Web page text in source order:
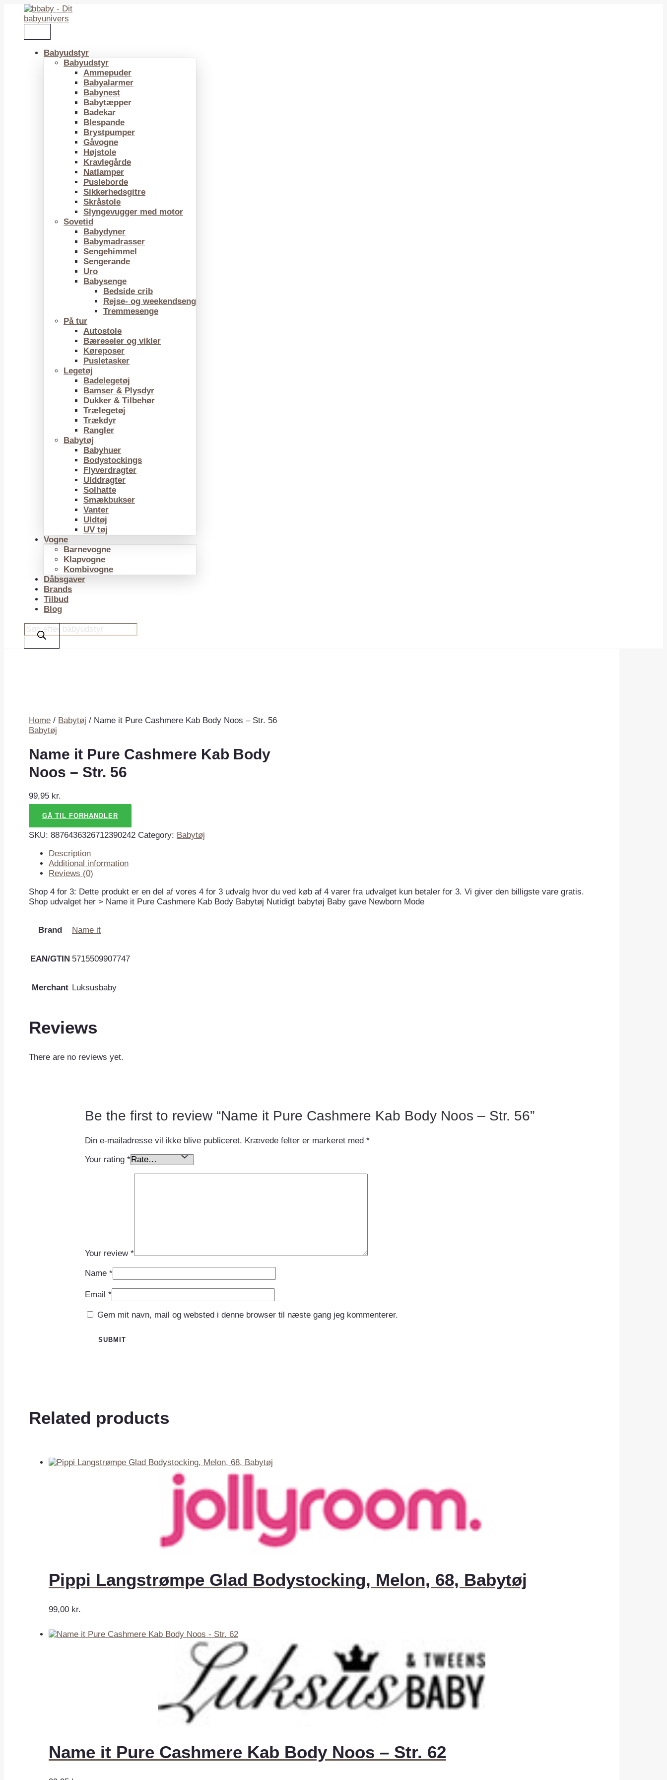
Babyudstyr
Babyudstyr
Ammepuder
Babyalarmer
Babynest
Babytæpper
Badekar
Blespande
Brystpumper
Gåvogne
Højstole
Kravlegårde
Natlamper
Pusleborde
Sikkerhedsgitre
Skråstole
Slyngevugger med motor
Sovetid
Babydyner
Babymadrasser
Sengehimmel
Sengerande
Uro
Babysenge
Bedside crib
Rejse- og weekendseng
Tremmesenge
På tur
Autostole
Bæreseler og vikler
Køreposer
Pusletasker
Legetøj
Badelegetøj
Bamser & Plysdyr
Dukker & Tilbehør
Trælegetøj
Trækdyr
Rangler
Babytøj
Babyhuer
Bodystockings
Flyverdragter
Ulddragter
Solhatte
Smækbukser
Vanter
Uldtøj
UV tøj
Vogne
Barnevogne
Klapvogne
Kombivogne
Dåbsgaver
Brands
Tilbud
Blog
Products
search
Home / Babytøj / Name it Pure Cashmere Kab Body Noos – Str. 56
Babytøj
Name it Pure Cashmere Kab Body
Noos – Str. 56
99,95 kr.
GÅ TIL FORHANDLER
SKU: 8876436326712390242 Category: Babytøj
Description
Additional information
Reviews (0)
Shop 4 for 3: Dette produkt er en del af vores 4 for 3 udvalg hvor du ved køb af 4 varer fra udvalget kun betaler for 3. Vi giver den billigste vare gratis.
Shop udvalget her > Name it Pure Cashmere Kab Body Babytøj Nutidigt babytøj Baby gave Newborn Mode
Brand Name it
EAN/GTIN 5715509907747
Merchant Luksusbaby
Reviews
There are no reviews yet.
Be the first to review “Name it Pure Cashmere Kab Body Noos – Str. 56”
Din e-mailadresse vil ikke blive publiceret. Krævede felter er markeret med*
Your rating*
Your review*
Name*
Email*
Gem mit navn, mail og websted i denne browser til næste gang jeg kommenterer.
Related products
Pippi Langstrømpe Glad Bodystocking, Melon, 68, Babytøj
99,00 kr.
Name it Pure Cashmere Kab Body Noos – Str. 62